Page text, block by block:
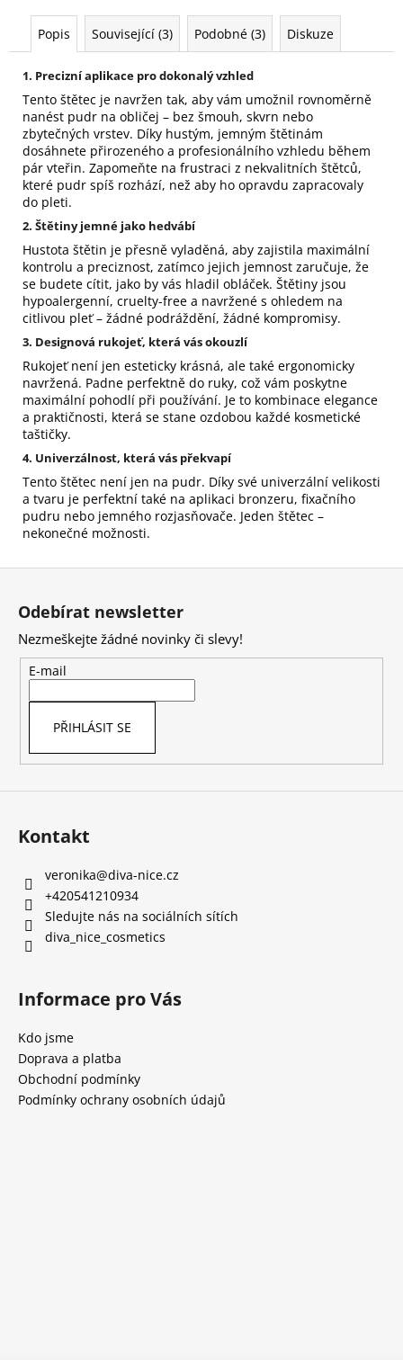
Popis Související (3) Podobné (3) Diskuze
1. Precizní aplikace pro dokonalý vzhled
Tento štětec je navržen tak, aby vám umožnil rovnoměrně
nanést pudr na obličej – bez šmouh, skvrn nebo
zbytečných vrstev. Díky hustým, jemným štětinám
dosáhnete přirozeného a profesionálního vzhledu během
pár vteřin. Zapomeňte na frustraci z nekvalitních štětců,
které pudr spíš rozhází, než aby ho opravdu zapracovaly
do pleti.
2. Štětiny jemné jako hedvábí
Hustota štětin je přesně vyladěná, aby zajistila maximální
kontrolu a preciznost, zatímco jejich jemnost zaručuje, že
se budete cítit, jako by vás hladil obláček. Štětiny jsou
hypoalergenní, cruelty-free a navržené s ohledem na
citlivou pleť – žádné podráždění, žádné kompromisy.
3. Designová rukojeť, která vás okouzlí
Rukojeť není jen esteticky krásná, ale také ergonomicky
navržená. Padne perfektně do ruky, což vám poskytne
maximální pohodlí při používání. Je to kombinace elegance
a praktičnosti, která se stane ozdobou každé kosmetické
taštičky.
4. Univerzálnost, která vás překvapí
Tento štětec není jen na pudr. Díky své univerzální velikosti
a tvaru je perfektní také na aplikaci bronzeru, fixačního
pudru nebo jemného rozjasňovače. Jeden štětec –
nekonečné možnosti.
Z
Odebírat newsletter
Nezmeškejte žádné novinky či slevy!
E-mail
PŘIHLÁSIT SE
Kontakt
veronika@diva-nice.cz
+420541210934
Sledujte nás na sociálních sítích
diva_nice_cosmetics
Informace pro Vás
Kdo jsme
Doprava a platba
Obchodní podmínky
Podmínky ochrany osobních údajů